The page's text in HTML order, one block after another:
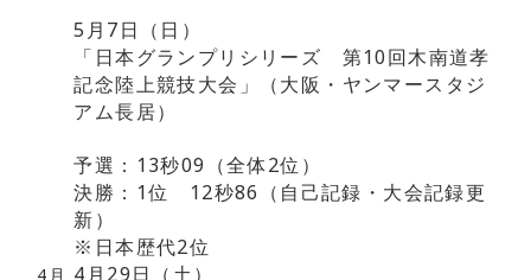
5月7日（日）
「日本グランプリシリーズ 第10回木南道孝
記念陸上競技大会」（大阪・ヤンマースタジ
アム長居）
予選：13秒09（全体2位）
決勝：1位 12秒86（自己記録・大会記録更
新）
※日本歴代2位
4月 4月29日（土）